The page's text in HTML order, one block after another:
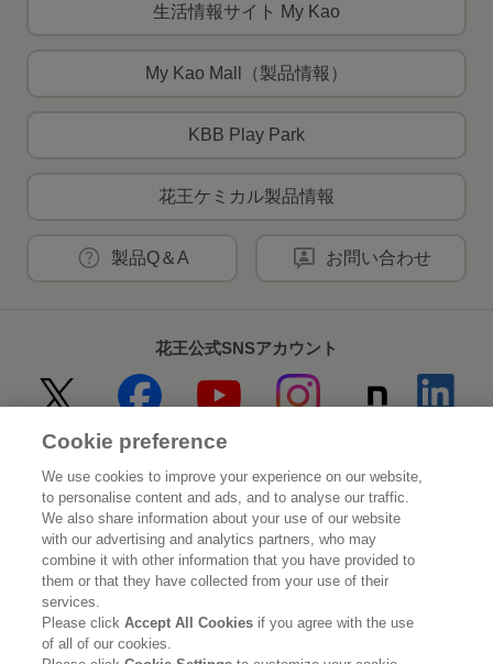
生活情報サイト My Kao
My Kao Mall（製品情報）
KBB Play Park
花王ケミカル製品情報
製品Q＆A お問い合わせ
花王公式SNSアカウント
Home 花王について
サステナビリティ イノベーション
ブランド 投資家情報
ニュースルーム 採用情報
Cookie preference
We use cookies to improve your experience on our website,
to personalise content and ads, and to analyse our traffic.
We also share information about your use of our website
with our advertising and analytics partners, who may
combine it with other information that you have provided to
them or that they have collected from your use of their
services.
Please clickAccept All Cookies if you agree with the use
of all of our cookies.